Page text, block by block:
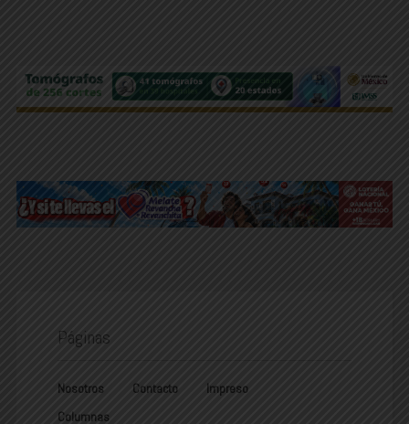
Páginas
Nosotros Contacto
Impreso
Columnas